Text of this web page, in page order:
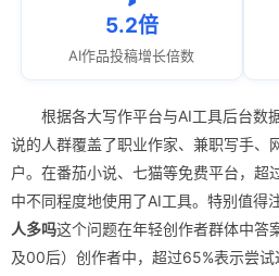
5.2倍
AI作品投稿增长倍数
根据各大写作平台与AI工具后台数
说的人群覆盖了职业作家、兼职写手、
户。在番茄小说、七猫等免费平台，超
中不同程度地使用了AI工具。特别值得
人多吗这个问题在年轻创作者群体中
及00后）创作者中，超过65%表示尝试